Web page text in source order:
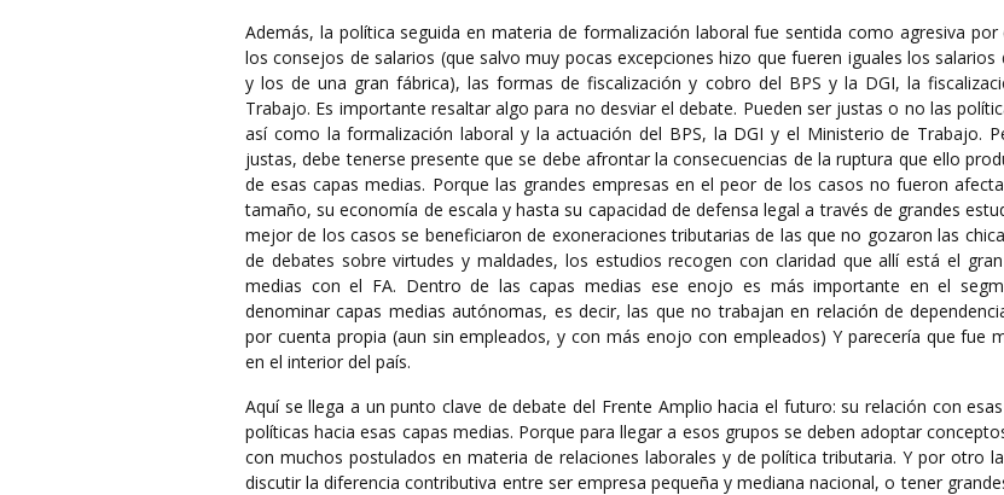
Además, la política seguida en materia de formalización laboral fue sentida como agresiva por
los consejos de salarios (que salvo muy pocas excepciones hizo que fueren iguales los
y los de una gran fábrica), las formas de fiscalización y cobro del BPS y la DGI, la
Trabajo. Es importante resaltar algo para no desviar el debate. Pueden ser justas o no las
así como la formalización laboral y la actuación del BPS, la DGI y el Ministerio de Trabajo.
justas, debe tenerse presente que se debe afrontar la consecuencias de la ruptura que ello
de esas capas medias. Porque las grandes empresas en el peor de los casos no fueron
tamaño, su economía de escala y hasta su capacidad de defensa legal a través de grandes
mejor de los casos se beneficiaron de exoneraciones tributarias de las que no gozaron las
de debates sobre virtudes y maldades, los estudios recogen con claridad que allí está el
medias con el FA. Dentro de las capas medias ese enojo es más importante en el
denominar capas medias autónomas, es decir, las que no trabajan en relación de
por cuenta propia (aun sin empleados, y con más enojo con empleados) Y parecería que fue
en el interior del país.
Aquí se llega a un punto clave de debate del Frente Amplio hacia el futuro: su relación con
políticas hacia esas capas medias. Porque para llegar a esos grupos se deben adoptar
con muchos postulados en materia de relaciones laborales y de política tributaria. Y por otro
discutir la diferencia contributiva entre ser empresa pequeña y mediana nacional, o tener